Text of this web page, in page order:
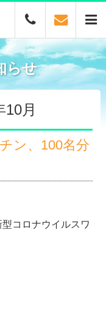
らせ
月
ン、100名分
コロナウイルスワ